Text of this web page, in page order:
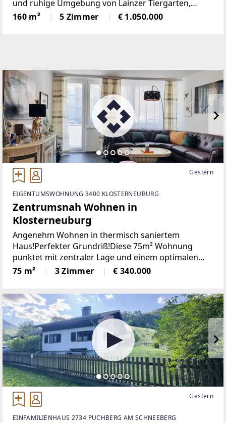
und ruhige Umgebung von Lainzer Tiergarten,
erwartet Sie eine besondere Immobilie mit
außergewöhnlichem Potenzial. Diese charmante
160 m² 5 Zimmer € 1.050.000
Gestern
EIGENTUMSWOHNUNG 3400 KLOSTERNEUBURG
Zentrumsnah Wohnen in
Klosterneuburg
Angenehm Wohnen in thermisch saniertem
Haus!Perfekter Grundriß!Diese 75m² Wohnung
punktet mit zentraler Lage und einem optimalen
Grundriß. Die 75m² bieten ein großzügiges
Wohnzimmer mit Ausgang auf den
75 m² 3 Zimmer € 340.000
Gestern
EINFAMILIENHAUS 2734 PUCHBERG AM SCHNEEBERG